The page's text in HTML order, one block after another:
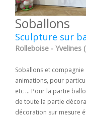
Soballons
Sculpture sur
Rolleboise - Yvelines
Soballons et
animations, pour
etc ... Pour la partie
de toute la partie
décoration sur mesure